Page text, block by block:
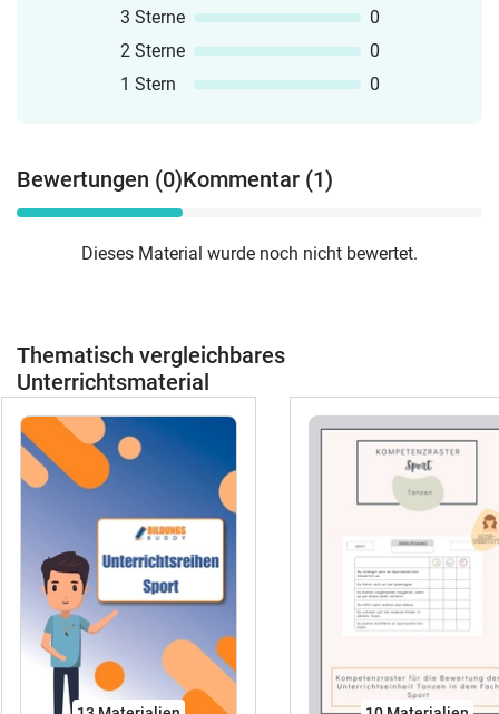
3 Sterne
0
2 Sterne
0
1 Stern
0
Bewertungen (0)Kommentar (1)
Dieses Material wurde noch nicht bewertet.
Thematisch vergleichbares
Unterrichtsmaterial